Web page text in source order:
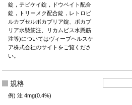
錠，テビケイ錠，ドウベイト配合
錠，トリーメク配合錠，レトロビ
ルカプセルボカブリア錠、ボカブ
リア水懸筋注、リカムビス水懸筋
注等)についてはヴィーブヘルスケ
ア株式会社のサイトをご覧くださ
い。
規格
例) 注 4mg(0.4%)